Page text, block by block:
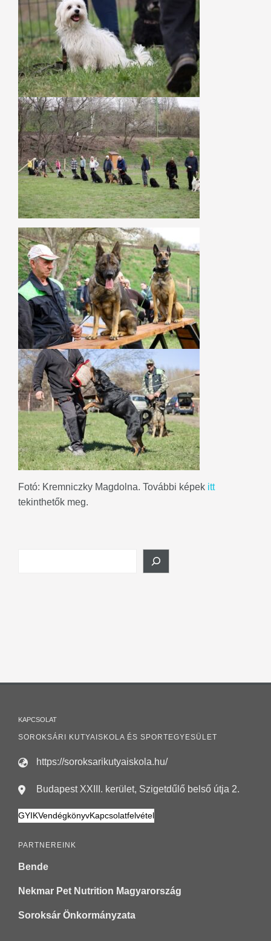
Fotó: Kremniczky Magdolna. További képek itt
tekinthetők meg.
KAPCSOLAT
SOROKSÁRI KUTYAISKOLA ÉS SPORTEGYESÜLET
https://soroksarikutyaiskola.hu/
Budapest XXIII. kerület, Szigetdűlő belső útja 2.
GYIKVendégkönyvKapcsolatfelvétel
PARTNEREINK
Bende
Nekmar Pet Nutrition Magyarország
Soroksár Önkormányzata